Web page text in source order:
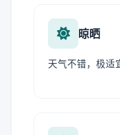
晾晒
天气不错，极适